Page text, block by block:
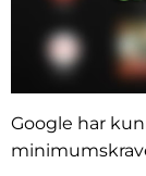
Google har